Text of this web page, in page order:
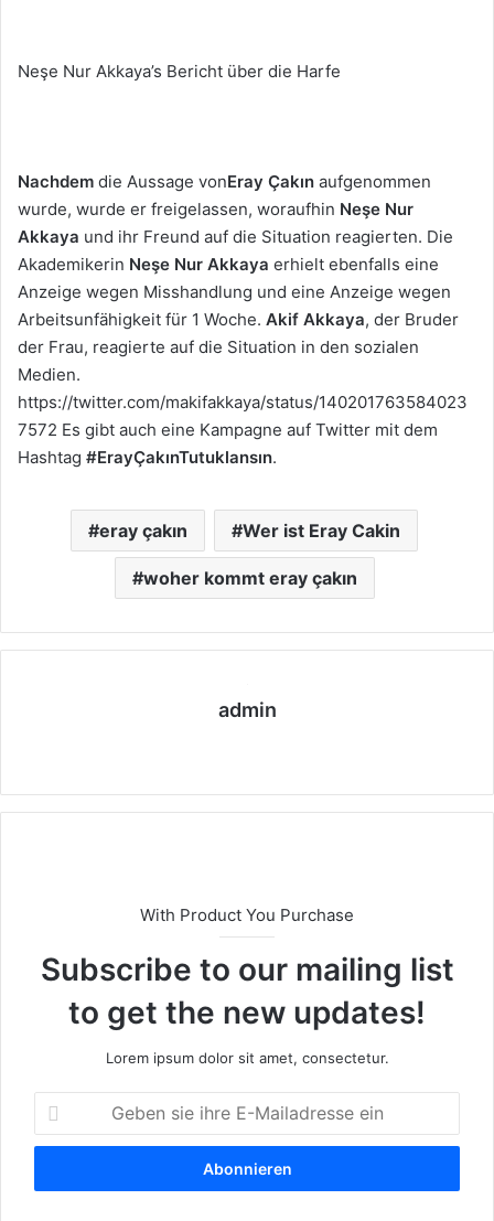
Neşe Nur Akkaya’s Bericht über die Harfe
Nachdem die Aussage vonEray Çakın aufgenommen
wurde, wurde er freigelassen, woraufhin Neşe Nur
Akkaya und ihr Freund auf die Situation reagierten. Die
Akademikerin Neşe Nur Akkaya erhielt ebenfalls eine
Anzeige wegen Misshandlung und eine Anzeige wegen
Arbeitsunfähigkeit für 1 Woche. Akif Akkaya, der Bruder
der Frau, reagierte auf die Situation in den sozialen
Medien.
https://twitter.com/makifakkaya/status/140201763584023
7572 Es gibt auch eine Kampagne auf Twitter mit dem
Hashtag #ErayÇakınTutuklansın.
eray çakın Wer ist Eray Cakin
woher kommt eray çakın
admin
eit
With Product You Purchase
Subscribe to our mailing list
to get the new updates!
Lorem ipsum dolor sit amet, consectetur.
b
n